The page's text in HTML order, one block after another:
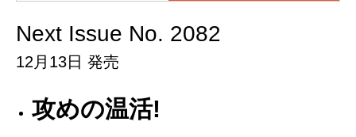
Next Issue No. 2082
12月13日 発売
攻めの温活!